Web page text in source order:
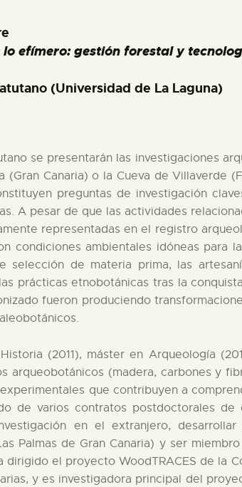
efímero: gestión forestal y
(Universidad de La Laguna)
se presentarán las investigaciones
(Gran Canaria) o la Cueva de Villaverde
preguntas de investigación
A pesar de que las actividades
representadas en el registro
condiciones ambientales idóneas para
selección de materia prima, las
prácticas etnobotánicas tras la
fueron produciendo
(2011), máster en Arqueología
arqueobotánicos (madera, carbones y
que contribuyen a
de varios contratos postdoctorales
en el extranjero,
Palmas de Gran Canaria) y ser
el proyecto WoodTRACES de la
y es investigadora principal del